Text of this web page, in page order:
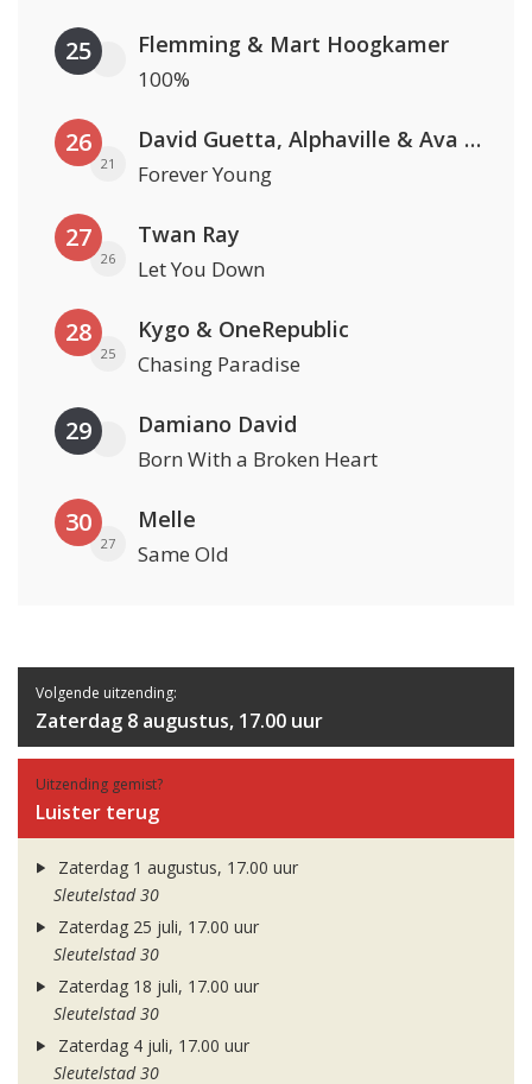
25 Flemming & Mart Hoogkamer
100%
26
21
David Guetta, Alphaville & Ava Max
Forever Young
27
26
Twan Ray
Let You Down
28
25
Kygo & OneRepublic
Chasing Paradise
29 Damiano David
Born With a Broken Heart
30
27
Melle
Same Old
Volgende uitzending:
Zaterdag 8 augustus, 17.00 uur
Uitzending gemist?
Luister terug
Zaterdag 1 augustus, 17.00 uur
Sleutelstad 30
Zaterdag 25 juli, 17.00 uur
Sleutelstad 30
Zaterdag 18 juli, 17.00 uur
Sleutelstad 30
Zaterdag 4 juli, 17.00 uur
Sleutelstad 30